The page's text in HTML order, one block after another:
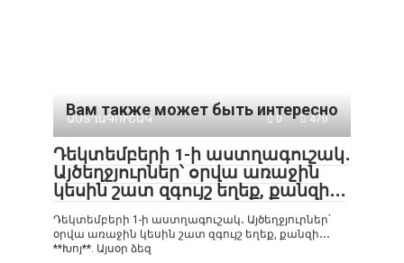
Вам также может быть интересно
ԱՍՏՂԱԳՈՒՇԱԿ 0 470
Դեկտեմբերի 1-ի աստղագուշակ․
Այծեղջյուրներ՝ օրվա առաջին
կեսին շատ զգույշ եղեք, քանզի․․․
Դեկտեմբերի 1-ի աստղագուշակ․ Այծեղջյուրներ՝
օրվա առաջին կեսին շատ զգույշ եղեք, քանզի․․․
**Խոյ**. Այսօր ձեզ